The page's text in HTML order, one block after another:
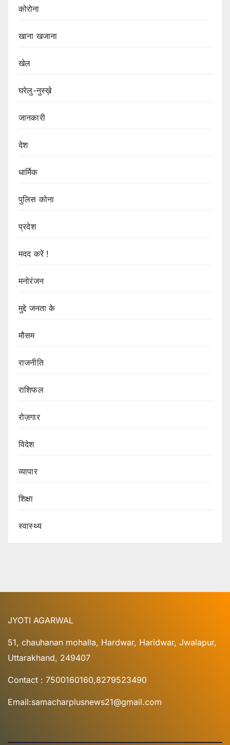
कोरोना
खाना खजाना
खेल
घरेलु-नुस्ख़े
जानकारी
देश
धार्मिक
पुलिस कोना
प्रदेश
मदद करें !
मनोरंजन
मुद्दे जनता के
मौसम
राजनीति
राशिफल
रोज़गार
विदेश
व्यापार
शिक्षा
स्वास्थ्य
JYOTI AGARWAL
51, chauhanan mohalla, Hardwar, Haridwar, Jwalapur,
Uttarakhand, 249407
Contact : 7500160160,8279523490
Email:samacharplusnews21@gmail.com